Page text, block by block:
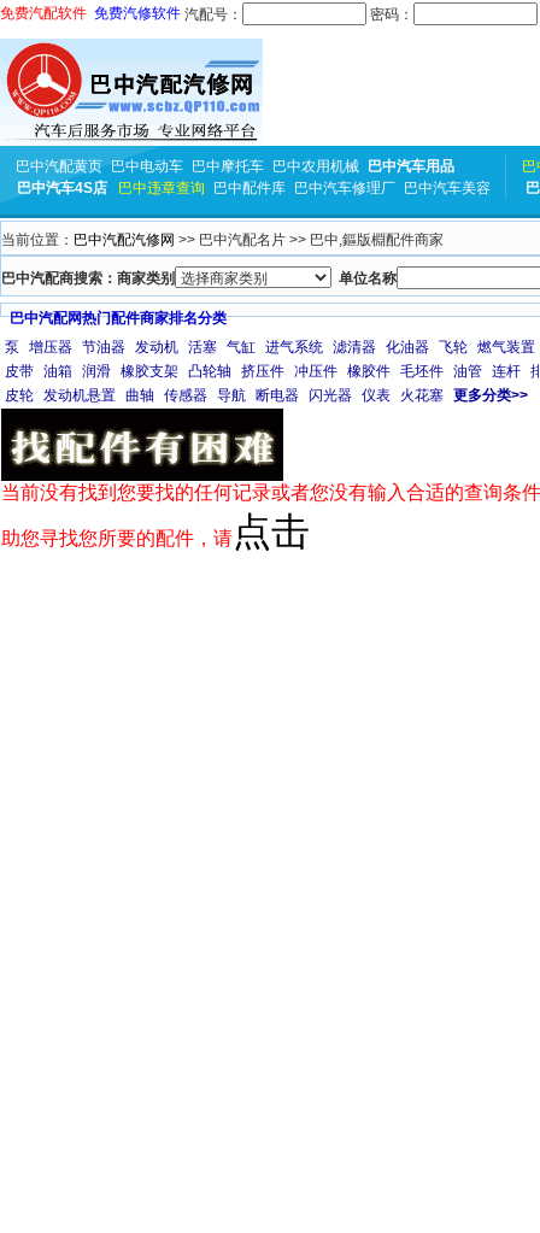
免费汽配软件 免费汽修软件 汽配号： 密码：
巴中汽配黄页 巴中电动车 巴中摩托车 巴中农用机械
巴中汽车用品
巴中汽车4S店
巴中违章查询 巴中配件库 巴中汽车修理厂 巴中汽车美容
当前位置： 巴中汽配汽修网 >> 巴中汽配名片 >> 巴中,鏂版棩配件商家
巴中汽配商搜索：商家类别 单位名称
巴中汽配网热门配件商家排名分类
泵
增压器 节油器 发动机 活塞 气缸 进气系统 滤清器 化油器 飞轮 燃气装置
皮带 油箱 润滑 橡胶支架 凸轮轴 挤压件 冲压件 橡胶件 毛坯件 油管 连杆
皮轮 发动机悬置 曲轴 传感器 导航 断电器 闪光器 仪表 火花塞 更多分类>>
当前没有找到您要找的任何记录或者您没有输入合适的查询条
助您寻找您所要的配件，请 点击